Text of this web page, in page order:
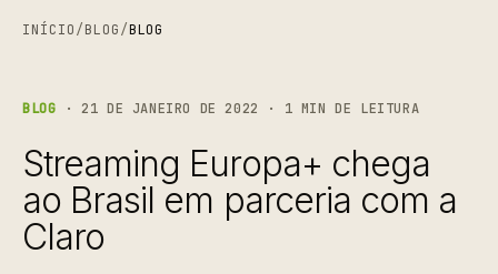
INÍCIO/BLOG/BLOG
BLOG · 21 DE JANEIRO DE 2022 · 1 MIN DE LEITURA
Streaming Europa+ chega
ao Brasil em parceria com a
Claro